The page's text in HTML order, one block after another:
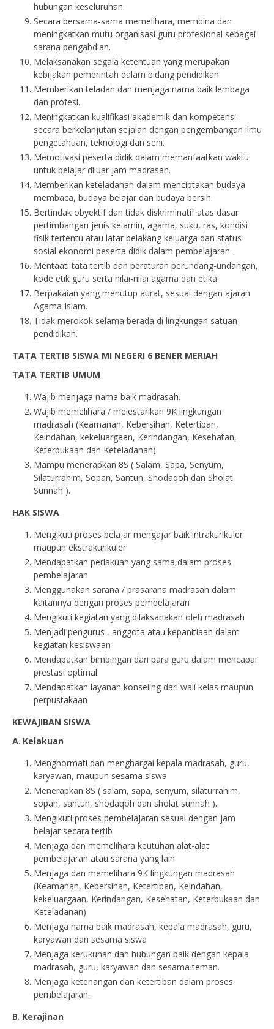
hubungan keseluruhan.
Secara bersama-sama memelihara, membina dan
meningkatkan mutu organisasi guru profesional sebagai
sarana pengabdian.
Melaksanakan segala ketentuan yang merupakan
kebijakan pemerintah dalam bidang pendidikan.
Memberikan teladan dan menjaga nama baik lembaga
dan profesi.
Meningkatkan kualifikasi akademik dan kompetensi
secara berkelanjutan sejalan dengan pengembangan ilmu
pengetahuan, teknologi dan seni.
Memotivasi peserta didik dalam memanfaatkan waktu
untuk belajar diluar jam madrasah.
Memberikan keteladanan dalam menciptakan budaya
membaca, budaya belajar dan budaya bersih.
Bertindak obyektif dan tidak diskriminatif atas dasar
pertimbangan jenis kelamin, agama, suku, ras, kondisi
fisik tertentu atau latar belakang keluarga dan status
sosial ekonomi peserta didik dalam pembelajaran.
Mentaati tata tertib dan peraturan perundang-undangan,
kode etik guru serta nilai-nilai agama dan etika.
Berpakaian yang menutup aurat, sesuai dengan ajaran
Agama Islam.
Tidak merokok selama berada di lingkungan satuan
pendidikan.
TATA TERTIB SISWA MI NEGERI 6 BENER MERIAH
TATA TERTIB UMUM
Wajib menjaga nama baik madrasah.
Wajib memelihara / melestarikan 9K lingkungan
madrasah (Keamanan, Kebersihan, Ketertiban,
Keindahan, kekeluargaan, Kerindangan, Kesehatan,
Keterbukaan dan Keteladanan)
Mampu menerapkan 8S ( Salam, Sapa, Senyum,
Silaturrahim, Sopan, Santun, Shodaqoh dan Sholat
Sunnah ).
HAK SISWA
Mengikuti proses belajar mengajar baik intrakurikuler
maupun ekstrakurikuler
Mendapatkan perlakuan yang sama dalam proses
pembelajaran
Menggunakan sarana / prasarana madrasah dalam
kaitannya dengan proses pembelajaran
Mengikuti kegiatan yang dilaksanakan oleh madrasah
Menjadi pengurus , anggota atau kepanitiaan dalam
kegiatan kesiswaan
Mendapatkan bimbingan dari para guru dalam mencapai
prestasi optimal
Mendapatkan layanan konseling dari wali kelas maupun
perpustakaan
KEWAJIBAN SISWA
A. Kelakuan
Menghormati dan menghargai kepala madrasah, guru,
karyawan, maupun sesama siswa
Menerapkan 8S ( salam, sapa, senyum, silaturrahim,
sopan, santun, shodaqoh dan sholat sunnah ).
Mengikuti proses pembelajaran sesuai dengan jam
belajar secara tertib
Menjaga dan memelihara keutuhan alat-alat
pembelajaran atau sarana yang lain
Menjaga dan memelihara 9K lingkungan madrasah
(Keamanan, Kebersihan, Ketertiban, Keindahan,
kekeluargaan, Kerindangan, Kesehatan, Keterbukaan dan
Keteladanan)
Menjaga nama baik madrasah, kepala madrasah, guru,
karyawan dan sesama siswa
Menjaga kerukunan dan hubungan baik dengan kepala
madrasah, guru, karyawan dan sesama teman.
Menjaga ketenangan dan ketertiban dalam proses
pembelajaran.
B. Kerajinan